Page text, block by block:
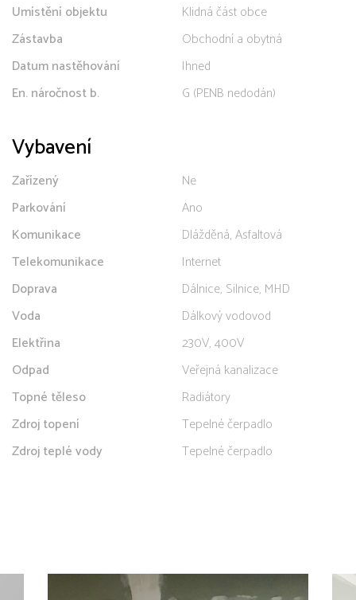
Umístění objektu
Klidná část obce
Zástavba
Obchodní a obytná
Datum nastěhování
Ihned
En. náročnost b.
G (PENB nedodán)
Vybavení
Zařízený
Ne
Parkování
Ano
Komunikace
Dlážděná, Asfaltová
Telekomunikace
Internet
Doprava
Dálnice, Silnice, MHD
Voda
Dálkový vodovod
Elektřina
230V, 400V
Odpad
Veřejná kanalizace
Topné těleso
Radiátory
Zdroj topení
Tepelné čerpadlo
Zdroj teplé vody
Tepelné čerpadlo